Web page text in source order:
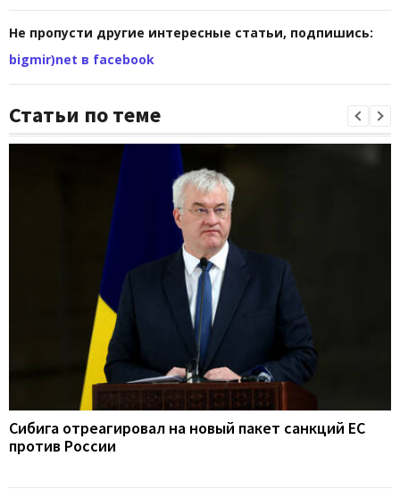
Не пропусти другие интересные статьи, подпишись:
bigmir)net в facebook
Статьи по теме
Сибига отреагировал на новый пакет санкций ЕС
против России